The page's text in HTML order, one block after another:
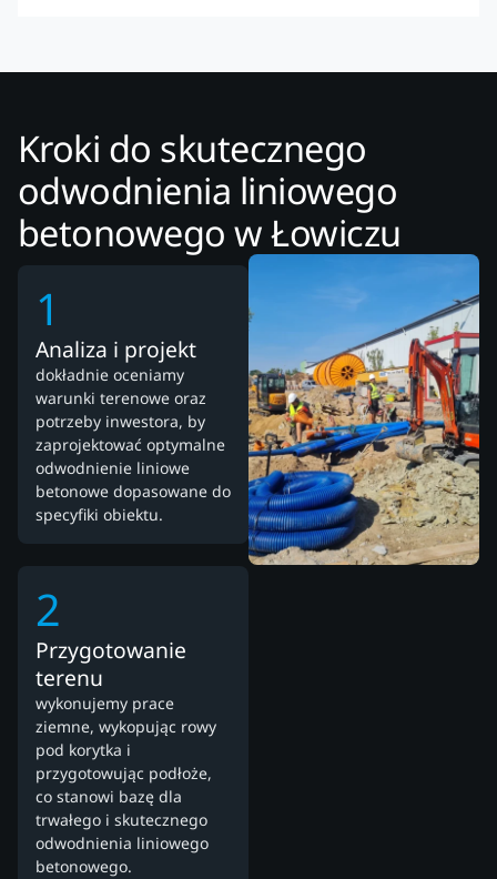
Kroki do skutecznego
odwodnienia liniowego
betonowego w Łowiczu
1
Analiza i projekt
dokładnie oceniamy
warunki terenowe oraz
potrzeby inwestora, by
zaprojektować optymalne
odwodnienie liniowe
betonowe dopasowane do
specyfiki obiektu.
2
Przygotowanie
terenu
wykonujemy prace
ziemne, wykopując rowy
pod korytka i
przygotowując podłoże,
co stanowi bazę dla
trwałego i skutecznego
odwodnienia liniowego
betonowego.